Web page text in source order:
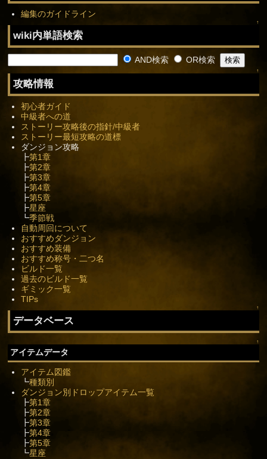
編集のガイドライン
↑
wiki内単語検索
AND検索 OR検索
↑
攻略情報
初心者ガイド
中級者への道
ストーリー攻略後の指針/中級者
ストーリー最短攻略の道標
ダンジョン攻略
┣第1章
┣第2章
┣第3章
┣第4章
┣第5章
┣星座
┗季節戦
自動周回について
おすすめダンジョン
おすすめ装備
おすすめ称号・二つ名
ビルド一覧
過去のビルド一覧
ギミック一覧
TIPs
↑
データベース
↑
アイテムデータ
アイテム図鑑
┗種類別
ダンジョン別ドロップアイテム一覧
┣第1章
┣第2章
┣第3章
┣第4章
┣第5章
┗星座